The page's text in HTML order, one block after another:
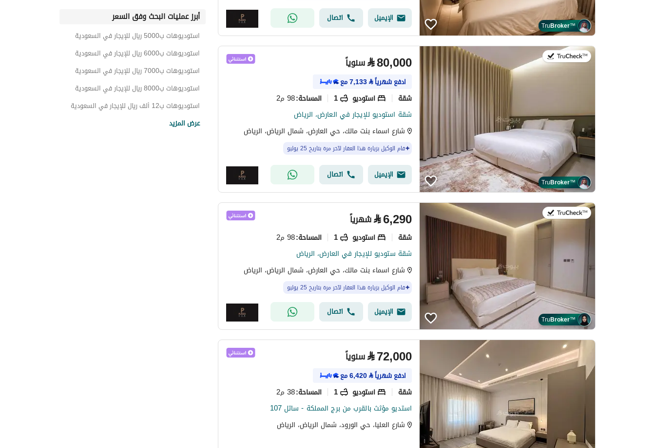
TruBroker™
الإيميل اتصال
في:25 يوليو 2026
TruBroker™
⃁80,000 سنوياً
ادفع شهرياً⃁
7,133مع
شقة استوديو 1 المساحة:98 م2
شقة استوديو للإيجار في العارض، الرياض
شارع اسماء بنت مالك، حي العارض، شمال الرياض، الرياض
قام الوكيل بزيارة هذا العقار لآخر مرة بتاريخ 25 يوليو
الإيميل اتصال
TruBroker™
⃁6,290 شهرياً
شقة استوديو 1 المساحة:98 م2
شقة ستوديو للإيجار في العارض، الرياض
شارع اسماء بنت مالك، حي العارض، شمال الرياض، الرياض
قام الوكيل بزيارة هذا العقار لآخر مرة بتاريخ 25 يوليو
الإيميل اتصال
⃁72,000 سنوياً
ادفع شهرياً⃁
6,420مع
شقة استوديو 1 المساحة:38 م2
استديو مؤثث بالقرب من برج المملكة - ساتل 107
شارع العليا، حي الورود، شمال الرياض، الرياض
استوديوهات بموقف سيارة مستقل للإيجار في السعودية
استوديوهات ببلكونة للإيجار في السعودية
استوديوهات بموقف سيارة خاص للإيجار في السعودية
استوديوهات قريبة من المطاعم للإيجار في السعودية
استوديوهات مع غرفة خادمة للإيجار في السعودية
استوديوهات بمصعد للإيجار في السعودية
استوديوهات بخزانة ملابس للإيجار في السعودية
أبرز عمليات البحث وفق السعر
استوديوهات ب5000 ريال للإيجار في السعودية
استوديوهات ب6000 ريال للإيجار في السعودية
استوديوهات ب7000 ريال للإيجار في السعودية
استوديوهات ب8000 ريال للإيجار في السعودية
استوديوهات ب12 ألف ريال للإيجار في السعودية
عرض المزيد